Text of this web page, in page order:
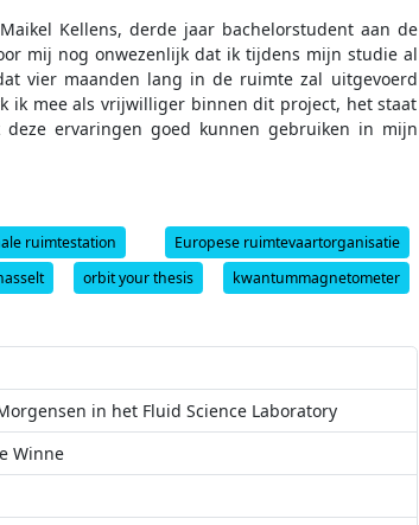
Kellens, derde jaar bachelorstudent aan de
mij nog onwezenlijk dat ik tijdens mijn studie al
vier maanden lang in de ruimte zal uitgevoerd
ik mee als vrijwilliger binnen dit project, het staat
ervaringen goed kunnen gebruiken in mijn
ruimtestation
Europese ruimtevaartorganisatie
orbit your thesis
kwantummagnetometer
in het Fluid Science Laboratory
Winne